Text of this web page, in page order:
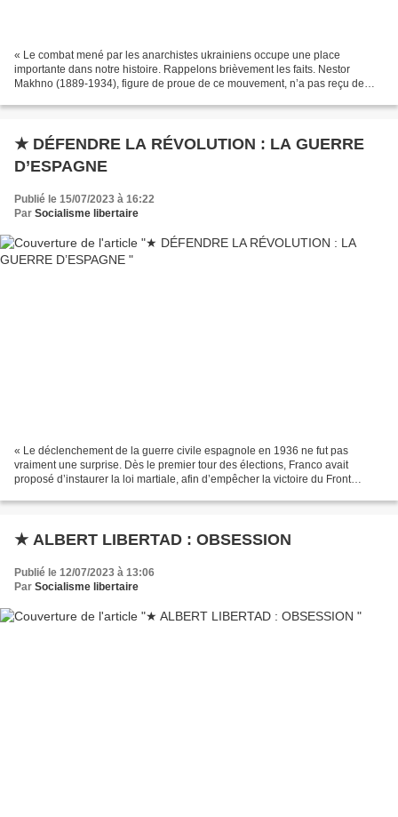
« Le combat mené par les anarchistes ukrainiens occupe une place
importante dans notre histoire. Rappelons brièvement les faits. Nestor
Makhno (1889-1934), figure de proue de ce mouvement, n’a pas reçu de
★ DÉFENDRE LA RÉVOLUTION : LA GUERRE
D’ESPAGNE
Publié le 15/07/2023 à 16:22
Par Socialisme libertaire
« Le déclenchement de la guerre civile espagnole en 1936 ne fut pas
vraiment une surprise. Dès le premier tour des élections, Franco avait
proposé d’instaurer la loi martiale, afin d’empêcher la victoire du Front
★ ALBERT LIBERTAD : OBSESSION
Publié le 12/07/2023 à 13:06
Par Socialisme libertaire